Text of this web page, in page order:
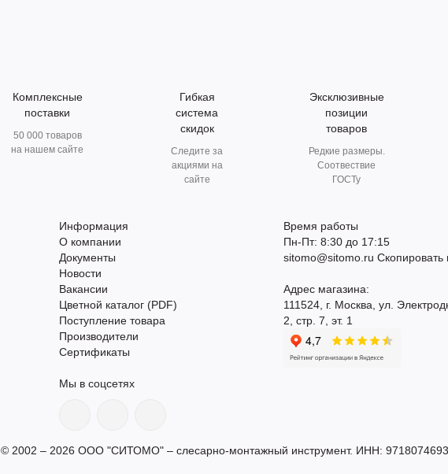
Комплексные
поставки
50 000 товаров
на нашем сайте
Гибкая
система
скидок
Следите за
акциями на
сайте
Эксклюзивные
позиции
товаров
Редкие размеры.
Соотвествие
ГОСТу
Информация
О компании
Документы
Новости
Вакансии
Цветной каталог (PDF)
Поступление товара
Производители
Сертификаты
Мы в соцсетях
Время работы
Пн-Пт: 8:30 до 17:15
sitomo@sitomo.ru Скопировать
Адрес магазина:
111524, г. Москва, ул.
2, стр. 7, эт. 1
© 2002 – 2026 ООО "СИТОМО" – слесарно-монтажный инструмент. ИНН: